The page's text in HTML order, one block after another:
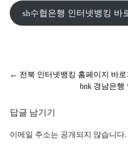
sh수협은행 인터넷뱅킹 바
글
← 전북 인터넷뱅킹 홈페이지 바로
bnk 경남은행
답글 남기기
이메일 주소는 공개되지 않습니다.